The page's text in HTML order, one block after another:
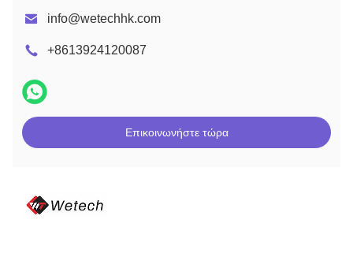
info@wetechhk.com
+8613924120087
Επικοινωνήστε τώρα